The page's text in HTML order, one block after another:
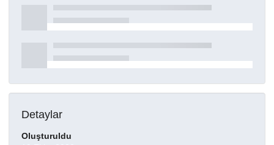
Detaylar
Oluşturuldu